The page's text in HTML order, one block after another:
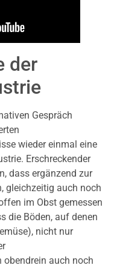
der
Gespräch
wieder einmal eine
Erschreckender
dass ergänzend zur
gleichzeitig auch noch
im Obst gemessen
die Böden, auf denen
nicht nur
auch noch